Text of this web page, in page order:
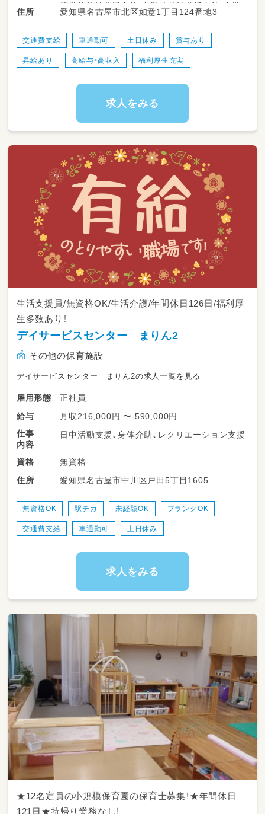
等学校教諭普通免許 中学校教諭普通免許 小学
校教諭普通免許 普通自動車運転免許
住所 愛知県名古屋市北区如意1丁目124番地3
交通費支給 車通勤可 土日休み 賞与あり
昇給あり 高給与・高収入 福利厚生充実
求人をみる
生活支援員/無資格OK/生活介護/年間休日126日/福利厚
生多数あり！
デイサービスセンター まりん2
その他の保育施設
デイサービスセンター まりん2の求人一覧を見る
雇用形態
正社員
給与
月収216,000円 〜 590,000円
仕事
内容
日中活動支援、身体介助、レクリエーション支援
資格
無資格
住所
愛知県名古屋市中川区戸田5丁目1605
無資格OK 駅チカ 未経験OK ブランクOK
交通費支給 車通勤可 土日休み
求人をみる
★12名定員の小規模保育園の保育士募集！★年間休日
121日★持帰り業務なし！